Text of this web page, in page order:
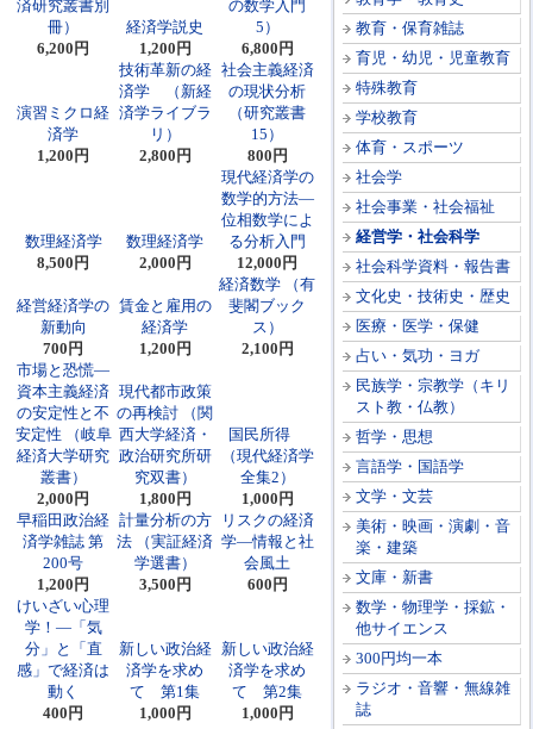
教育・保育雑誌
育児・幼児・児童教育
特殊教育
学校教育
体育・スポーツ
社会学
社会事業・社会福祉
経営学・社会科学
社会科学資料・報告書
文化史・技術史・歴史
医療・医学・保健
占い・気功・ヨガ
民族学・宗教学（キリ
スト教・仏教）
哲学・思想
言語学・国語学
文学・文芸
美術・映画・演劇・音
楽・建築
文庫・新書
数学・物理学・採鉱・
他サイエンス
300円均一本
ラジオ・音響・無線雑
誌
済研究叢書別
冊）
6,200円
経済学説史
1,200円
の数学入門
5）
6,800円
演習ミクロ経
済学
1,200円
技術革新の経
済学 （新経
済学ライブラ
リ）
2,800円
社会主義経済
の現状分析
（研究叢書
15）
800円
数理経済学
8,500円
数理経済学
2,000円
現代経済学の
数学的方法―
位相数学によ
る分析入門
12,000円
経営経済学の
新動向
700円
賃金と雇用の
経済学
1,200円
経済数学 （有
斐閣ブック
ス）
2,100円
市場と恐慌―
資本主義経済
の安定性と不
安定性 （岐阜
経済大学研究
叢書）
2,000円
現代都市政策
の再検討 （関
西大学経済・
政治研究所研
究双書）
1,800円
国民所得
（現代経済学
全集2）
1,000円
早稲田政治経
済学雑誌 第
200号
1,200円
計量分析の方
法 （実証経済
学選書）
3,500円
リスクの経済
学―情報と社
会風土
600円
けいざい心理
学！―「気
分」と「直
感」で経済は
動く
400円
新しい政治経
済学を求め
て 第1集
1,000円
新しい政治経
済学を求め
て 第2集
1,000円